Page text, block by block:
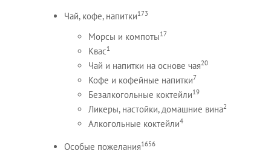
Чай, кофе, напитки173
Морсы и компоты17
Квас1
Чай и напитки на основе чая20
Кофе и кофейные напитки7
Безалкогольные коктейли19
Ликеры, настойки, домашние вина2
Алкогольные коктейли4
Особые пожелания1656